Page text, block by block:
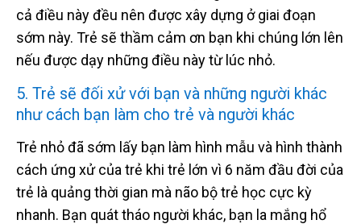
cả điều này đều nên được xây dựng ở giai đoạn
sớm này. Trẻ sẽ thầm cảm ơn bạn khi chúng lớn lên
nếu được dạy những điều này từ lúc nhỏ.
5. Trẻ sẽ đối xử với bạn và những người khác
như cách bạn làm cho trẻ và người khác
Trẻ nhỏ đã sớm lấy bạn làm hình mẫu và hình thành
cách ứng xử của trẻ khi trẻ lớn vì 6 năm đầu đời của
trẻ là quảng thời gian mà não bộ trẻ học cực kỳ
nhanh. Bạn quát tháo người khác, bạn la mắng hổ